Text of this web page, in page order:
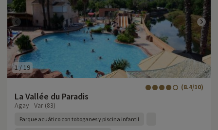
1 /19
La Vallée du Paradis
(8.4/10)
Agay - Var (83)
Parque acuático con toboganes y piscina infantil